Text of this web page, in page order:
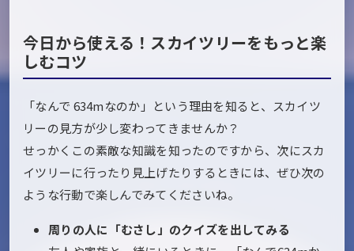
今日から使える！スカイツリーをもっと楽
しむコツ
「なんで 634mなのか」という理由を知ると、スカイツ
リーの見方が少し変わってきませんか？
せっかくこの素敵な知識を知ったのですから、次にスカ
イツリーに行ったり見上げたりするときには、ぜひ次の
ような行動で楽しんでみてくださいね。
周りの人に「むさし」のクイズを出してみる